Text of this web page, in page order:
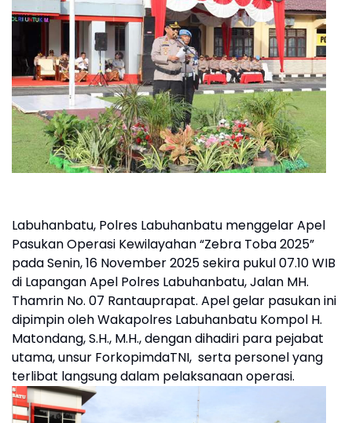
Labuhanbatu, Polres Labuhanbatu menggelar Apel
Pasukan Operasi Kewilayahan “Zebra Toba 2025”
pada Senin, 16 November 2025 sekira pukul 07.10 WIB
di Lapangan Apel Polres Labuhanbatu, Jalan MH.
Thamrin No. 07 Rantauprapat. Apel gelar pasukan ini
dipimpin oleh Wakapolres Labuhanbatu Kompol H.
Matondang, S.H., M.H., dengan dihadiri para pejabat
utama, unsur ForkopimdaTNI, serta personel yang
terlibat langsung dalam pelaksanaan operasi.